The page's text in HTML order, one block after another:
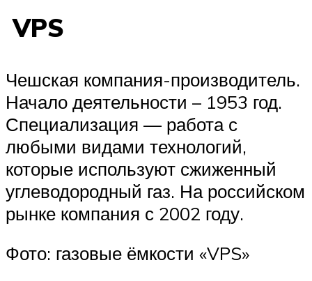
VPS
Чешская компания-производитель.
Начало деятельности – 1953 год.
Специализация — работа с
любыми видами технологий,
которые используют сжиженный
углеводородный газ. На российском
рынке компания с 2002 году.
Фото: газовые ёмкости «VPS»